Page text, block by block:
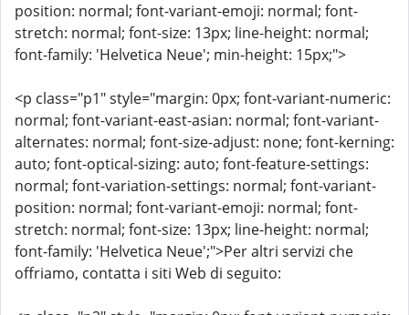
position: normal; font-variant-emoji: normal; font-
stretch: normal; font-size: 13px; line-height: normal;
font-family: 'Helvetica Neue'; min-height: 15px;">
<p class="p1" style="margin: 0px; font-variant-numeric:
normal; font-variant-east-asian: normal; font-variant-
alternates: normal; font-size-adjust: none; font-kerning:
auto; font-optical-sizing: auto; font-feature-settings:
normal; font-variation-settings: normal; font-variant-
position: normal; font-variant-emoji: normal; font-
stretch: normal; font-size: 13px; line-height: normal;
font-family: 'Helvetica Neue';">Per altri servizi che
offriamo, contatta i siti Web di seguito: